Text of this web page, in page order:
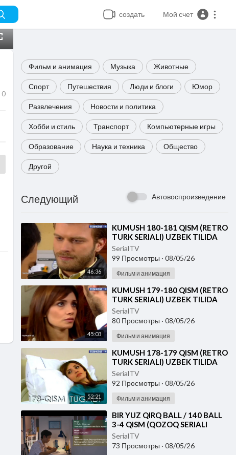
создать Мой счет
Фильм и анимация Музыка Животные
Спорт Путешествия Люди и блоги Юмор
Развлечения Новости и политика
Хобби и стиль Транспорт Компьютерные игры
Образование Наука и техника Общество
Другой
Следующий Автовоспроизведение
46:36
⁣KUMUSH 180-181 QISM (RETRO
TURK SERIALI) UZBEK TILIDA
SerialTV
99 Просмотры · 08/05/26
Фильм и анимация
45:03
⁣KUMUSH 179-180 QISM (RETRO
TURK SERIALI) UZBEK TILIDA
SerialTV
80 Просмотры · 08/05/26
Фильм и анимация
52:21
⁣KUMUSH 178-179 QISM (RETRO
TURK SERIALI) UZBEK TILIDA
SerialTV
92 Просмотры · 08/05/26
Фильм и анимация
⁣⁣BIR YUZ QIRQ BALL / 140 BALL
3-4 QISM (QOZOQ SERIALI
2026) UZBEK TILIDA
SerialTV
73 Просмотры · 08/05/26
0